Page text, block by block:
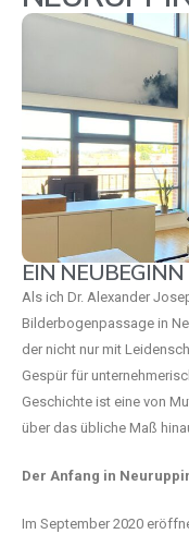
EIN
Als ich Dr. Alexander
Bilderbogenpassage in
der nicht nur mit
Gespür für
Geschichte ist eine von
über das übliche Maß
Der Anfang in
Im September 2020